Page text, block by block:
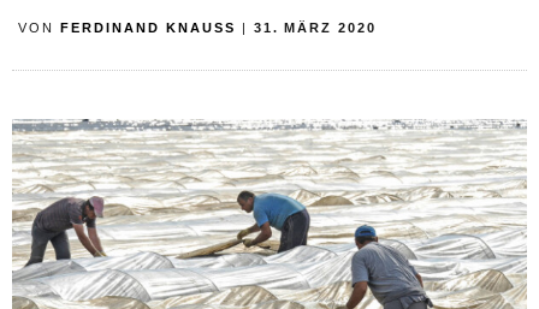
VON FERDINAND KNAUSS | 31. MÄRZ 2020